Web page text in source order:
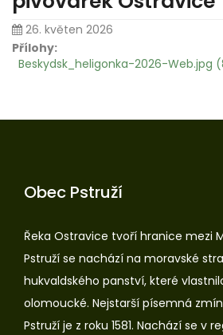
26. květen 2026
Přílohy:
Beskydsk_heligonka-2026-Web.jpg
Obec Pstruží
Řeka Ostravice tvoří hranice mezi
Pstruží se nachází na moravské
hukvaldského panství, které
olomoucké. Nejstarší písemná
Pstruží je z roku 1581. Nachází se v